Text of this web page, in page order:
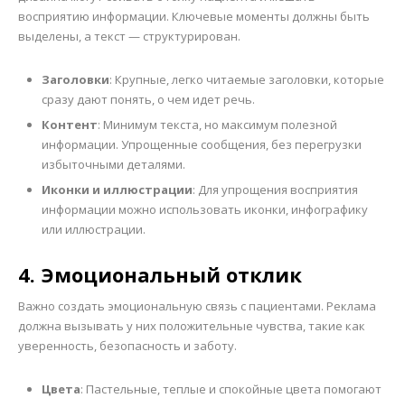
восприятию информации. Ключевые моменты должны быть
выделены, а текст — структурирован.
Заголовки: Крупные, легко читаемые заголовки, которые
сразу дают понять, о чем идет речь.
Контент: Минимум текста, но максимум полезной
информации. Упрощенные сообщения, без перегрузки
избыточными деталями.
Иконки и иллюстрации: Для упрощения восприятия
информации можно использовать иконки, инфографику
или иллюстрации.
4. Эмоциональный отклик
Важно создать эмоциональную связь с пациентами. Реклама
должна вызывать у них положительные чувства, такие как
уверенность, безопасность и заботу.
Цвета: Пастельные, теплые и спокойные цвета помогают